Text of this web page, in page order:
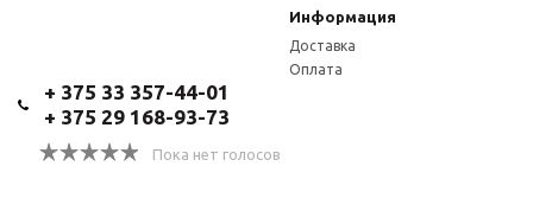
Информация
Доставка
Оплата
Пока нет голосов
+ 375 33 357-44-01
+ 375 29 168-93-73